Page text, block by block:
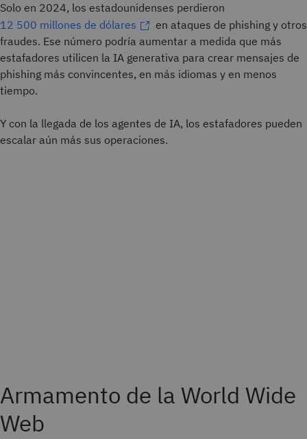
Solo en 2024, los estadounidenses perdieron
12 500 millones de dólares
en ataques de phishing y otros
fraudes. Ese número podría aumentar a medida que más
estafadores utilicen la IA generativa para crear mensajes de
phishing más convincentes, en más idiomas y en menos
tiempo.
Y con la llegada de los agentes de IA, los estafadores pueden
escalar aún más sus operaciones.
Armamento de la World Wide
Web